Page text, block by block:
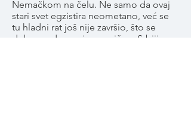
Nemačkom na čelu. Ne samo da ovaj
stari svet egzistira neometano, već se
tu hladni rat još nije završio, što se
dobro nadovezuje na priču o Srbiji